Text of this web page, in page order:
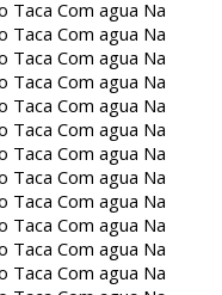
Taca Com agua Na
Taca Com agua Na
Taca Com agua Na
Taca Com agua Na
Taca Com agua Na
Taca Com agua Na
Taca Com agua Na
Taca Com agua Na
Taca Com agua Na
Taca Com agua Na
Taca Com agua Na
Taca Com agua Na